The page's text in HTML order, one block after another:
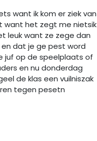
want ik kom er ziek van
want het zegt me nietsik
leuk want ze zege dan
en dat je ge pest word
juf op de speelplaats of
en nu donderdag
de klas een vuilniszak
tegen pesetn